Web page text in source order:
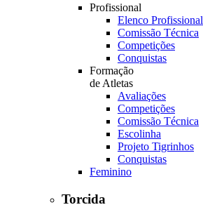
Profissional
Elenco Profissional
Comissão Técnica
Competições
Conquistas
Formação
de Atletas
Avaliações
Competições
Comissão Técnica
Escolinha
Projeto Tigrinhos
Conquistas
Feminino
Torcida